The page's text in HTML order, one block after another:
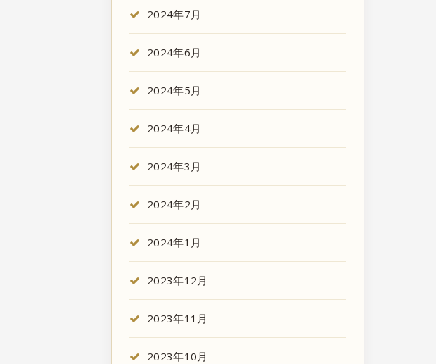
2024年7月
2024年6月
2024年5月
2024年4月
2024年3月
2024年2月
2024年1月
2023年12月
2023年11月
2023年10月